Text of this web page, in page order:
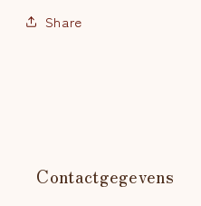
Share
Contactgegevens